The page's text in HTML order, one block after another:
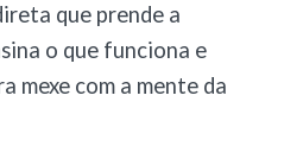
que prende a
o que funciona e
mexe com a mente da